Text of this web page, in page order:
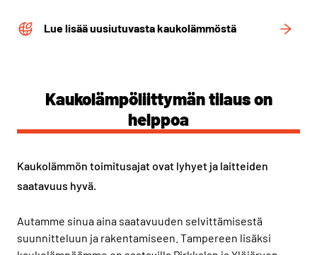
Lue lisää uusiutuvasta kaukolämmöstä
Kaukolämpöliittymän tilaus on
helppoa
Kaukolämmön toimitusajat ovat lyhyet ja laitteiden
saatavuus hyvä.
Autamme sinua aina saatavuuden selvittämisestä
suunnitteluun ja rakentamiseen. Tampereen lisäksi